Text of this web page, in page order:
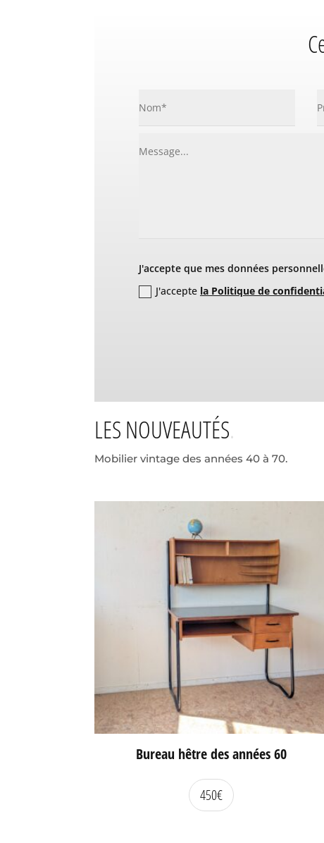
J'accepte que mes données
J'accepte la Politique de
LES NOUVEAUTÉS
Mobilier vintage des années 40 à 70.
Bureau hêtre des années 60
450€